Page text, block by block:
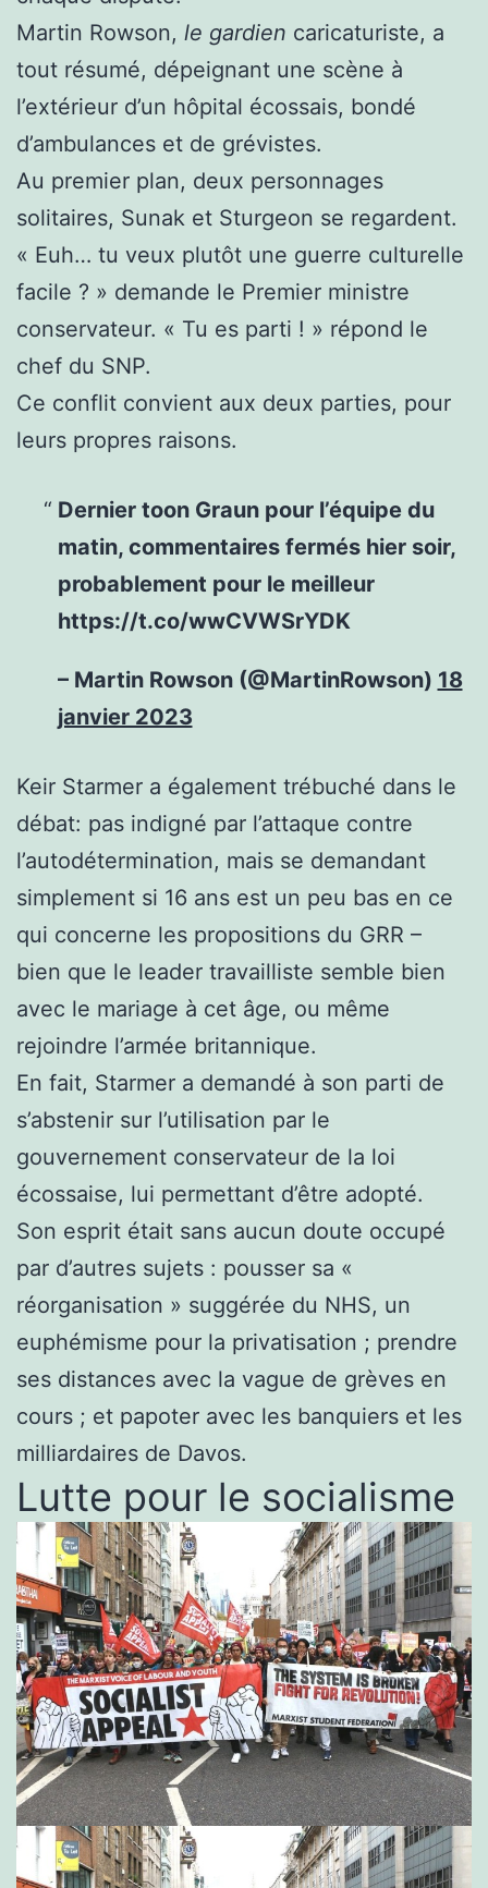
Martin Rowson, le gardien caricaturiste, a
tout résumé, dépeignant une scène à
l’extérieur d’un hôpital écossais, bondé
d’ambulances et de grévistes.
Au premier plan, deux personnages
solitaires, Sunak et Sturgeon se regardent.
« Euh… tu veux plutôt une guerre culturelle
facile ? » demande le Premier ministre
conservateur. « Tu es parti ! » répond le
chef du SNP.
Ce conflit convient aux deux parties, pour
leurs propres raisons.
Dernier toon Graun pour l’équipe du
matin, commentaires fermés hier soir,
probablement pour le meilleur
https://t.co/wwCVWSrYDK
– Martin Rowson (@MartinRowson) 18
janvier 2023
Keir Starmer a également trébuché dans le
débat: pas indigné par l’attaque contre
l’autodétermination, mais se demandant
simplement si 16 ans est un peu bas en ce
qui concerne les propositions du GRR –
bien que le leader travailliste semble bien
avec le mariage à cet âge, ou même
rejoindre l’armée britannique.
En fait, Starmer a demandé à son parti de
s’abstenir sur l’utilisation par le
gouvernement conservateur de la loi
écossaise, lui permettant d’être adopté.
Son esprit était sans aucun doute occupé
par d’autres sujets : pousser sa «
réorganisation » suggérée du NHS, un
euphémisme pour la privatisation ; prendre
ses distances avec la vague de grèves en
cours ; et papoter avec les banquiers et les
milliardaires de Davos.
Lutte pour le socialisme